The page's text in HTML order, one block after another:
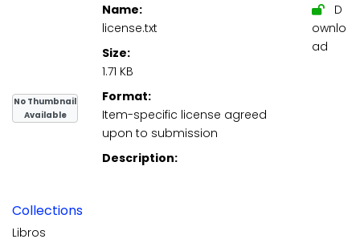
No Thumbnail
Available
Name:
license.txt
Size:
1.71 KB
Format:
Item-specific license agreed
upon to submission
Description:
D
ownlo
ad
Collections
Libros